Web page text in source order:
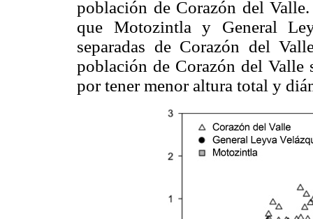
población de Corazón del
que Motozintla y General
separadas de Corazón del
población de Corazón del Valle
por tener menor altura total y